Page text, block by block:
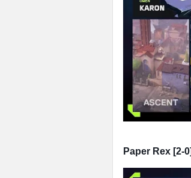
Paper Rex [2-